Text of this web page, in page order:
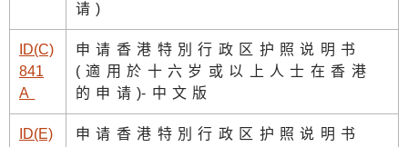
请)
ID(C)
841
A
申请香港特別行政区护照说明书
(適用於十六岁或以上人士在香港
的申请)-中文版
ID(E)
申请香港特別行政区护照说明书